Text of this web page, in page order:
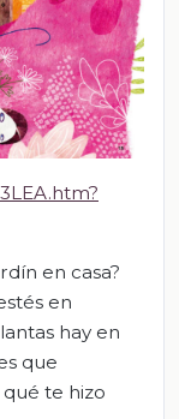
en casa?
en
hay en
que
te hizo